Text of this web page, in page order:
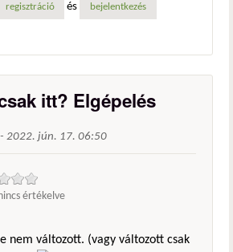
regisztráció és bejelentkezés
itt? Elgépelés
- 2022. jún. 17. 06:50
értékelve
nem változott. (vagy változott csak